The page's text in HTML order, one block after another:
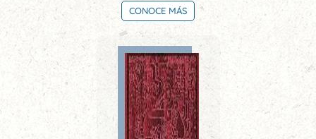
CONOCE MÁS